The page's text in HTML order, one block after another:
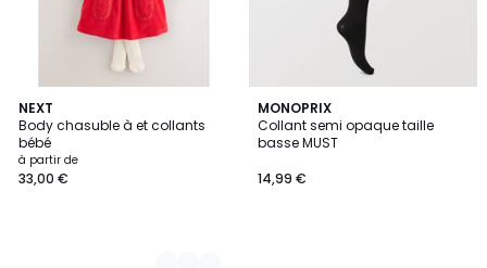
NEXT
Body chasuble à et collants
bébé
à partir de
33,00 €
2
Couleurs
MONOPRIX
Collant semi opaque taille
basse MUST
14,99 €